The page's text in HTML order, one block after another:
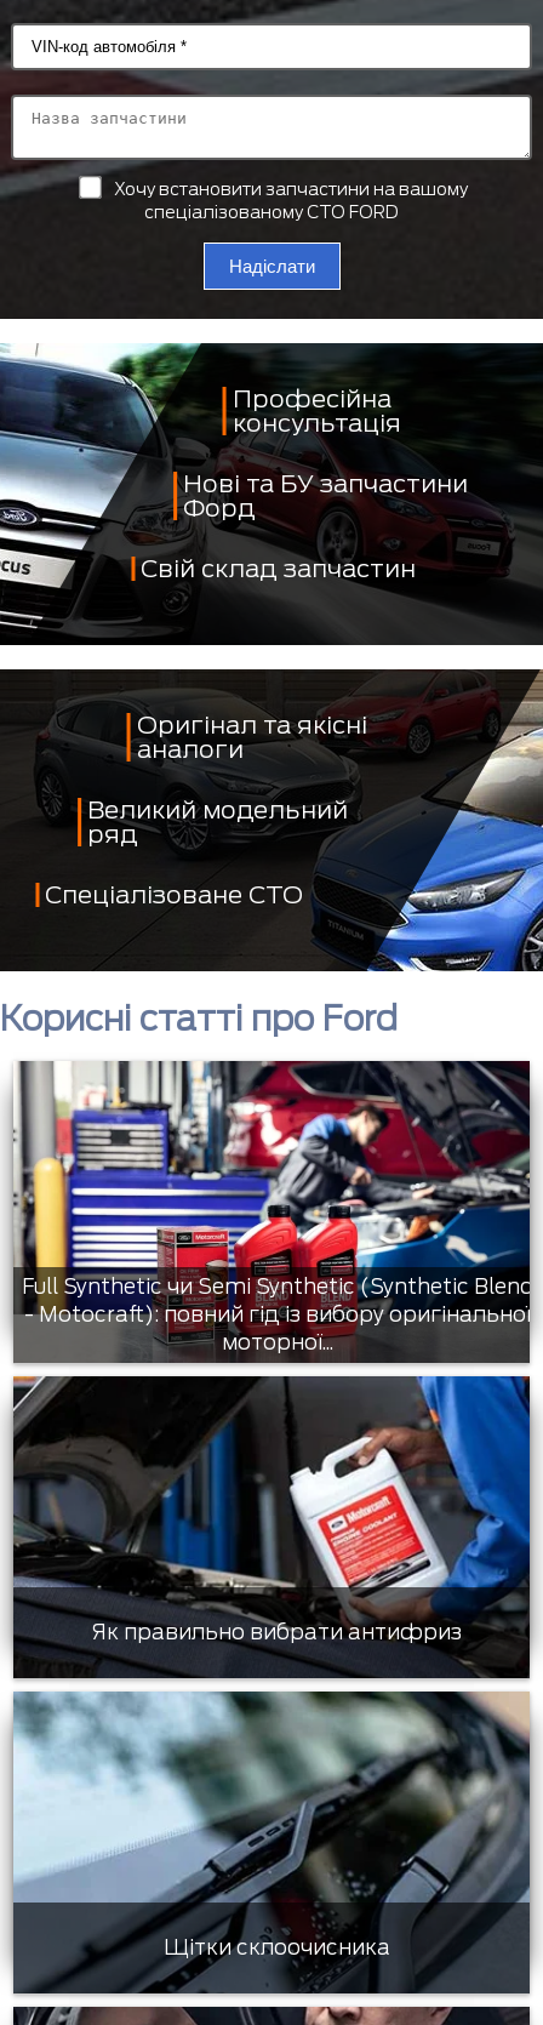
Хочу встановити запчастини на вашому
спеціалізованому СТО FORD
Надіслати
Професійна
консультація
Нові та БУ запчастини
Форд
Свій склад запчастин
Оригінал та якісні
аналоги
Великий модельний
ряд
Спеціалізоване СТО
Корисні статті про Ford
Full Synthetic чи Semi Synthetic (Synthetic Blend
- Motocraft): повний гід із вибору оригінальної
моторної...
Як правильно вибрати антифриз
Щітки склоочисника